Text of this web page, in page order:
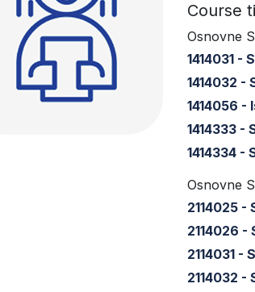
Course
Osnovne
1414031 -
1414032 -
1414056
1414333 -
1414334 -
Osnovne
2114025
2114026
2114031 -
2114032